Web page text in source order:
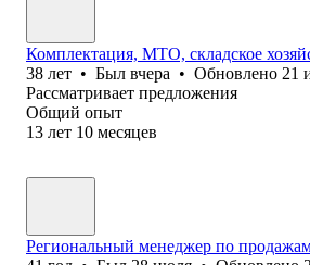
Комплектация, МТО, складское
38 лет • Был вчера • Обновлено 21
Рассматривает предложения
Общий опыт
13 лет 10 месяцев
Региональный менеджер по